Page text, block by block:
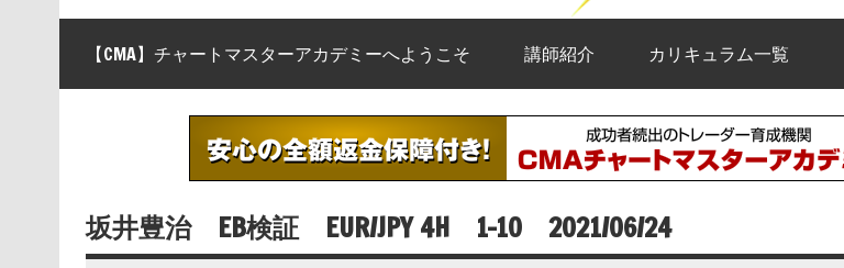
【CMA】チャートマスターアカデミーへようこそ 講師紹介 カリキュラム一覧
坂井豊治 EB検証 EUR/JPY 4H 1-10 2021/06/24